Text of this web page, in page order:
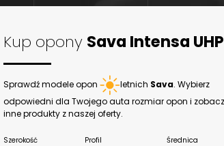
Kup opony Sava Intensa
Sprawdź modele opon letnich Sava. Wybierz
odpowiedni dla Twojego auta rozmiar opon i zobacz
inne produkty z naszej oferty.
Szerokość Profil Średnica